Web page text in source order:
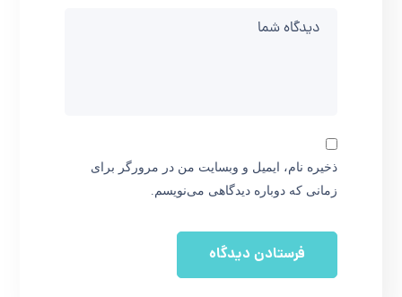
ذخیره نام، ایمیل و وبسایت من در مرورگر برای
زمانی که دوباره دیدگاهی می‌نویسم.